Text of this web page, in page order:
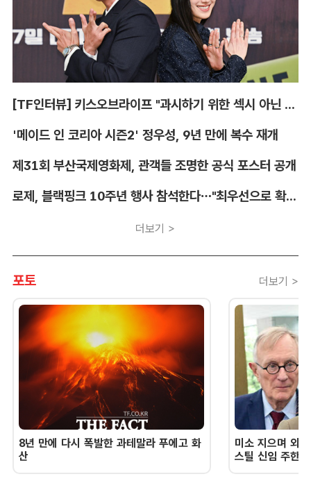
[TF인터뷰] 키스오브라이프 "과시하기 위한 섹시 아닌 당당함"
'메이드 인 코리아 시즌2' 정우성, 9년 만에 복수 재개
제31회 부산국제영화제, 관객들 조명한 공식 포스터 공개
로제, 블랙핑크 10주년 행사 참석한다…"최우선으로 확정"
더보기 >
포토 더보기 >
8년 만에 다시 폭발한 과테말라 푸에고 화
산
미소 지으며 외
스틸 신임 주한